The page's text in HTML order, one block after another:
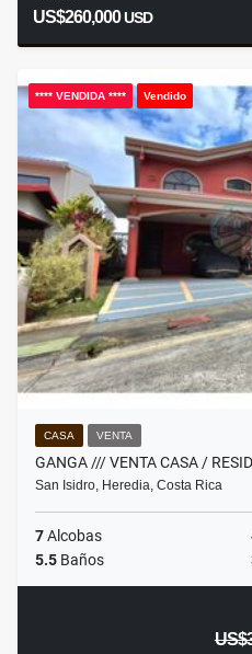
US$260,000USD
**** VENDIDA **** Vendido
CASA VENTA
GANGA /// VENTA CASA /
San Isidro, Heredia, Costa Rica
7Alcobas
5.5 Baños